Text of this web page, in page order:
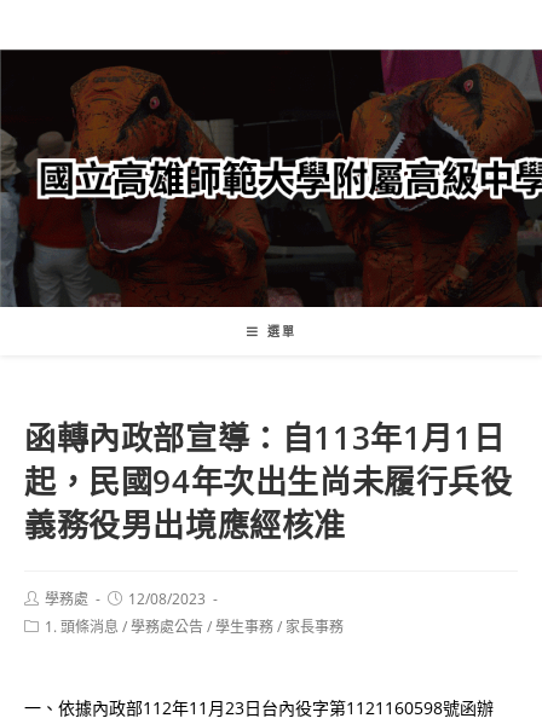
轉
要
內
容
選單
函轉內政部宣導：自113年1月1日
起，民國94年次出生尚未履行兵役
義務役男出境應經核准
Post
author:
學務處
Post
published:
12/08/2023
Post1. 頭條消息 /學務處公告/學生事務/ 家長事務
一、依據內政部112年11月23日台內役字第1121160598號函辦